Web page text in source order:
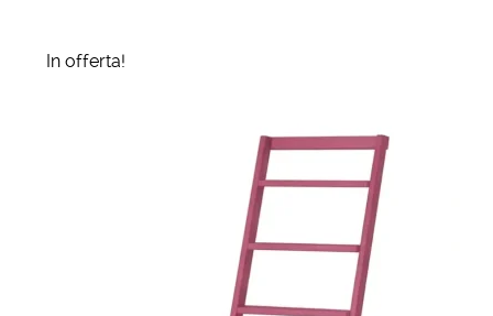
In offerta!